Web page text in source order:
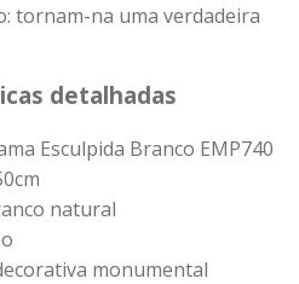
tornam-na uma verdadeira
detalhadas
Esculpida Branco EMP740
natural
monumental